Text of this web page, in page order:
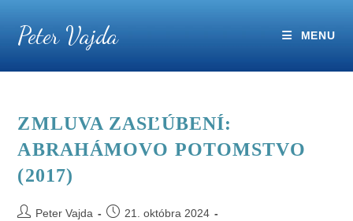
contentPeter Vajda MENU
ZMLUVA ZASĽÚBENÍ:
ABRAHÁMOVO POTOMSTVO
(2017)
PostPeter Vajda
Post21. októbra 2024